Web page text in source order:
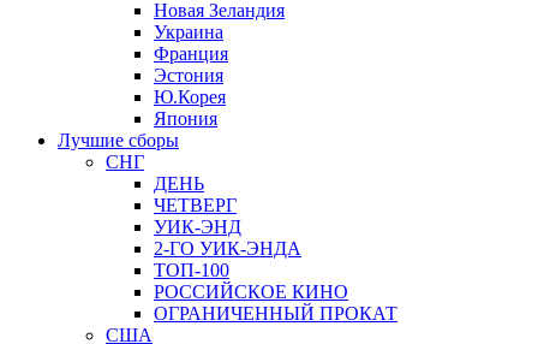
Новая Зеландия
Украина
Франция
Эстония
Ю.Корея
Япония
Лучшие сборы
СНГ
ДЕНЬ
ЧЕТВЕРГ
УИК-ЭНД
2-ГО УИК-ЭНДА
ТОП-100
РОССИЙСКОЕ КИНО
ОГРАНИЧЕННЫЙ ПРОКАТ
США